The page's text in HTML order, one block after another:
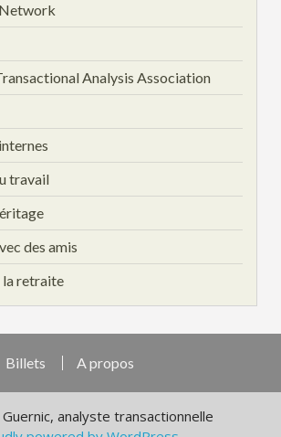
Analysis Association
travail
des amis
la retraite
Billets A propos
analyste transactionnelle